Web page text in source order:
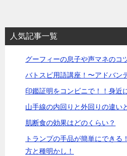
人気記事一覧
グーフィーの息子や声マネのコ
バトスピ用語講座！〜アドバン
印鑑証明をコンビニで！！身近
山手線の内回りと外回りの違い
肌断食の効果はどのくらい？
トランプの手品が簡単にできる
方と種明かし！